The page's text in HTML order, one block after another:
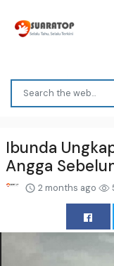
Ibunda
Angga
2 months ago